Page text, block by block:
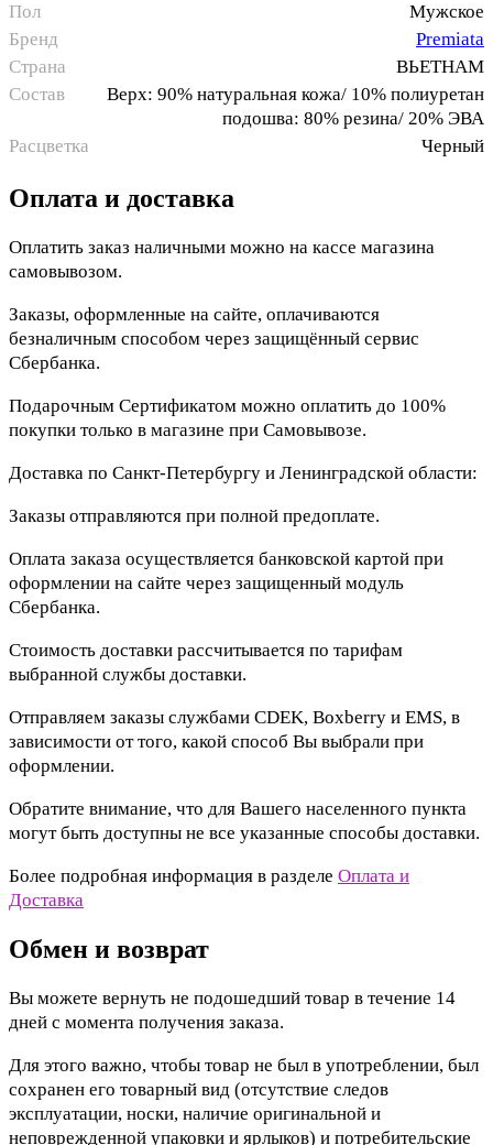
Пол
Мужское
Бренд
Premiata
Страна
ВЬЕТНАМ
Состав
Верх: 90% натуральная кожа/ 10% полиуретан
подошва: 80% резина/ 20% ЭВА
Расцветка
Черный
Оплата и доставка
Оплатить заказ наличными можно на кассе магазина
самовывозом.
Заказы, оформленные на сайте, оплачиваются
безналичным способом через защищённый сервис
Сбербанка.
Подарочным Сертификатом можно оплатить до 100%
покупки только в магазине при Самовывозе.
Доставка по Санкт-Петербургу и Ленинградской области:
Заказы отправляются при полной предоплате.
Оплата заказа осуществляется банковской картой при
оформлении на сайте через защищенный модуль
Сбербанка.
Стоимость доставки рассчитывается по тарифам
выбранной службы доставки.
Отправляем заказы службами CDEK, Boxberry и EMS, в
зависимости от того, какой способ Вы выбрали при
оформлении.
Обратите внимание, что для Вашего населенного пункта
могут быть доступны не все указанные способы доставки.
Более подробная информация в разделе Оплата и
Доставка
Обмен и возврат
Вы можете вернуть не подошедший товар в течение 14
дней с момента получения заказа.
Для этого важно, чтобы товар не был в употреблении, был
сохранен его товарный вид (отсутствие следов
эксплуатации, носки, наличие оригинальной и
неповрежденной упаковки и ярлыков) и потребительские